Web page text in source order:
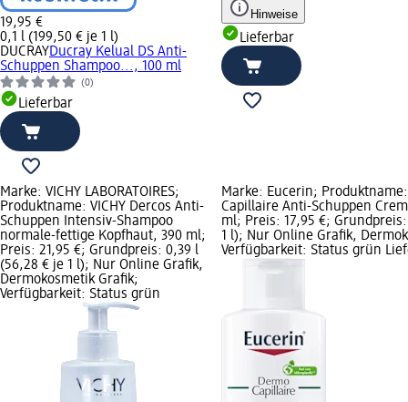
19,95 €
0,1 l (199,50 € je 1 l)
DUCRAYDucray Kelual DS Anti-
Schuppen Shampoo..., 100 ml
(0)
Lieferbar
Hinweise
Lieferbar
Marke: VICHY LABORATOIRES;
Produktname: VICHY Dercos Anti-
Schuppen Intensiv-Shampoo
normale-fettige Kopfhaut, 390 ml;
Preis: 21,95 €; Grundpreis: 0,39 l
(56,28 € je 1 l); Nur Online Grafik,
Dermokosmetik Grafik;
Verfügbarkeit: Status grün
Marke: Eucerin;
Capillaire Anti-Schuppen
ml; Preis: 17,95 €;
1 l); Nur Online Grafik,
Verfügbarkeit: Status grün